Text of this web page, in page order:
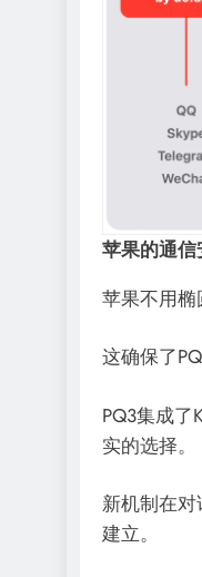
苹果的通
苹果不用椭
这确保了
PQ3集成
实的选择。
新机制在
建立。